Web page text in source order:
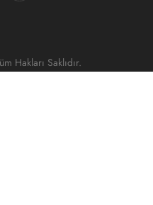
Hakları Saklıdır.